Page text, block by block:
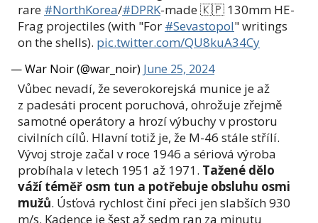
rare #NorthKorea/#DPRK-made 🇰🇵 130mm HE-
Frag projectiles (with "For #Sevastopol" writings
on the shells). pic.twitter.com/QU8kuA34Cy
— War Noir (@war_noir) June 25, 2024
Vůbec nevadí, že severokorejská munice je až
z padesáti procent poruchová, ohrožuje zřejmě
samotné operátory a hrozí výbuchy v prostoru
civilních cílů. Hlavní totiž je, že M-46 stále střílí.
Vývoj stroje začal v roce 1946 a sériová výroba
probíhala v letech 1951 až 1971. Tažené dělo
váží téměř osm tun a potřebuje obsluhu osmi
mužů. Úsťová rychlost činí přeci jen slabších 930
m/s. Kadence je šest až sedm ran za minutu